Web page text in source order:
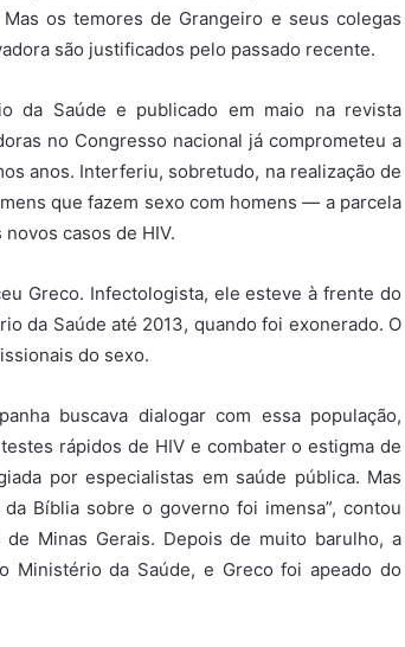
os temores de Grangeiro e seus colegas
são justificados pelo passado recente.
da Saúde e publicado em maio na revista
no Congresso nacional já comprometeu a
anos. Interferiu, sobretudo, na realização de
que fazem sexo com homens — a parcela
casos de HIV.
Greco. Infectologista, ele esteve à frente do
da Saúde até 2013, quando foi exonerado. O
do sexo.
buscava dialogar com essa população,
rápidos de HIV e combater o estigma de
por especialistas em saúde pública. Mas
Bíblia sobre o governo foi imensa”, contou
Minas Gerais. Depois de muito barulho, a
Ministério da Saúde, e Greco foi apeado do